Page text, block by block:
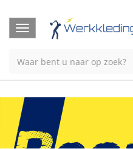
Toggle
navigation